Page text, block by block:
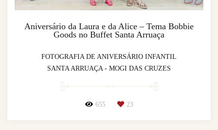
Aniversário da Laura e da Alice – Tema Bobbie
Goods no Buffet Santa Arruaça
FOTOGRAFIA DE ANIVERSÁRIO INFANTIL
SANTA ARRUAÇA - MOGI DAS CRUZES
655 23